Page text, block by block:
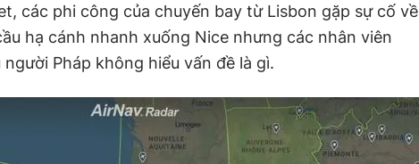
các phi công của chuyến bay từ Lisbon gặp sự cố về
hạ cánh nhanh xuống Nice nhưng các nhân viên
Pháp không hiểu vấn đề là gì.